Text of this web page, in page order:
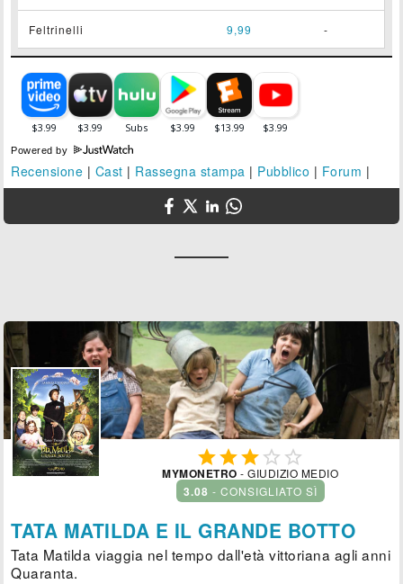
Feltrinelli 9,99 -
Powered by
Recensione | Cast | Rassegna stampa | Pubblico | Forum |
  
MYMONETRO - GIUDIZIO MEDIO
3.08 - CONSIGLIATO SÌ
TATA MATILDA E IL GRANDE BOTTO
Tata Matilda viaggia nel tempo dall'età vittoriana agli anni
Quaranta.